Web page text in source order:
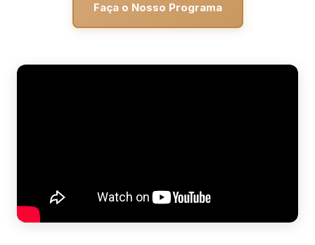
Faça o Nosso Programa